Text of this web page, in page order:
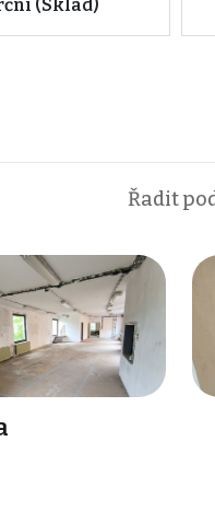
(Sklad)
Řadit